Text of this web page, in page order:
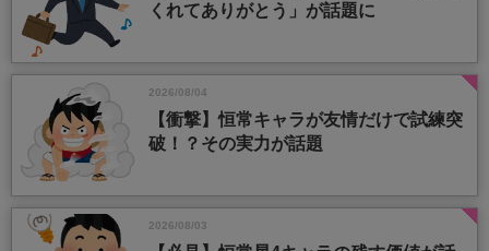
くれてありがとう」が話題に
2026/08/04
【衝撃】恒常キャラが友情だけで試練突
破！？その実力が話題
2026/08/03